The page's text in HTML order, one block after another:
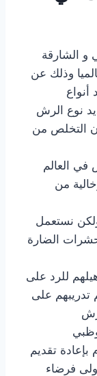
و الشارقة
وذلك عن
نوع الرش
التخلص من
العالم
من
نستعمل
الضارة
للرد على
تدريبهم على
بإعادة تقديم
فرضاء